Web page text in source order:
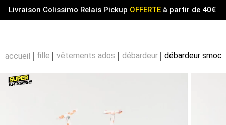
Livraison Colissimo Relais Pickup OFFERTEà partir de 40€0
accueil fille vêtements ados débardeur débardeur